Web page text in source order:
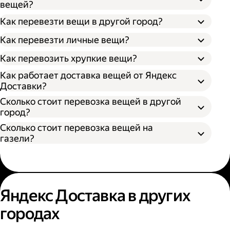
вещей?
Как перевезти вещи в другой город?
Как перевезти личные вещи?
Как перевозить хрупкие вещи?
Как работает доставка вещей от Яндекс
Доставки?
Сколько стоит перевозка вещей в другой
город?
Сколько стоит перевозка вещей на
газели?
Яндекс Доставка в других
городах